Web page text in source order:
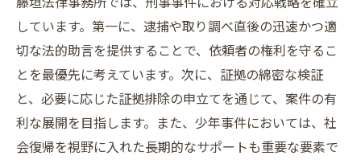
しています。第一に、逮捕や取り調べ直後の迅速かつ適
切な法的助言を提供することで、依頼者の権利を守るこ
とを最優先に考えています。次に、証拠の綿密な検証
と、必要に応じた証拠排除の申立てを通じて、案件の有
利な展開を目指します。また、少年事件においては、社
会復帰を視野に入れた長期的なサポートも重要な要素で